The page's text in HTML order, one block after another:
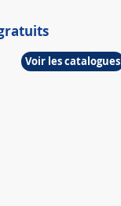
Voir les catalogues